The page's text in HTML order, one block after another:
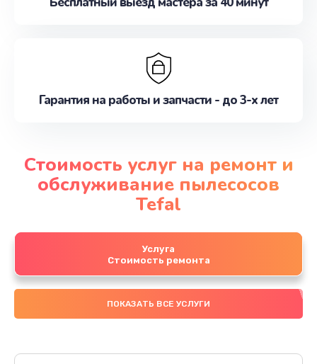
Гарантия на работы и запчасти - до 3-х лет
Стоимость услуг на ремонт и
обслуживание пылесосов
Tefal
Услуга
Стоимость ремонта
ПОКАЗАТЬ ВСЕ УСЛУГИ